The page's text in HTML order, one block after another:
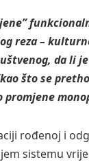
reza –
da li
što se
promjene
rođenoj i
sistemu